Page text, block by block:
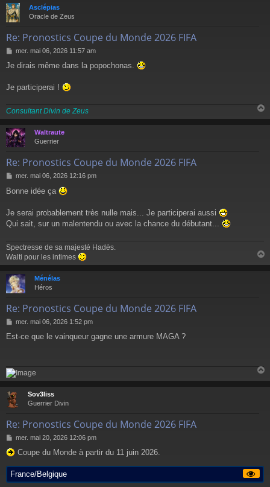
Asclépias
Oracle de Zeus
Re: Pronostics Coupe du Monde 2026 FIFA
M
s
a
mer. mai 06, 2026 11:57 am
Je dirais même dans la popochonas.
Je participerai !
Consultant Divin de Zeus
a
Waltraute
Guerrier
Re: Pronostics Coupe du Monde 2026 FIFA
M
s
a
mer. mai 06, 2026 12:16 pm
Bonne idée ça
Je serai probablement très nulle mais... Je participerai aussi
Qui sait, sur un malentendu ou avec la chance du débutant...
Spectresse de sa majesté Hadès.
Walti pour les intimes
a
Ménélas
Héros
Re: Pronostics Coupe du Monde 2026 FIFA
M
s
e
mer. mai 06, 2026 1:52 pm
Est-ce que le vainqueur gagne une armure MAGA ?
a
Sov3liss
Guerrier Divin
Re: Pronostics Coupe du Monde 2026 FIFA
M
s
a
g
mer. mai 20, 2026 12:06 pm
Coupe du Monde à partir du 11 juin 2026.
France/Belgique